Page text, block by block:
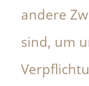
andere
sind, um